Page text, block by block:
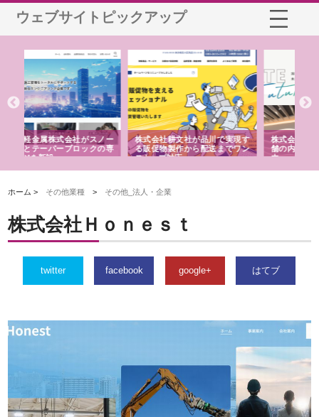
ウェブサイトピックアップ
株式会社耕文社が品川で実現す
る販促物製作から配送までワン
ストップ対応
株式会社ナカモトがホテルや店
舗の内装改修で選ばれ続ける理
由
ホーム > その他業種 > その他_法人・企業
株式会社Ｈｏｎｅｓｔ
twitter facebook google+ はてブ